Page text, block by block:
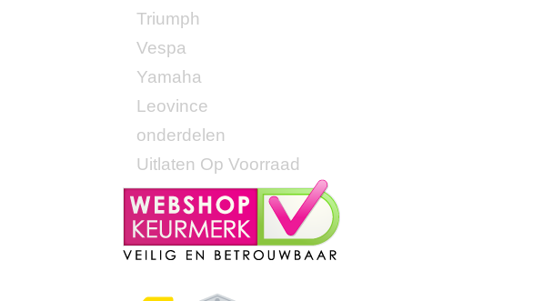
Triumph
Vespa
Yamaha
Leovince
onderdelen
Uitlaten Op Voorraad